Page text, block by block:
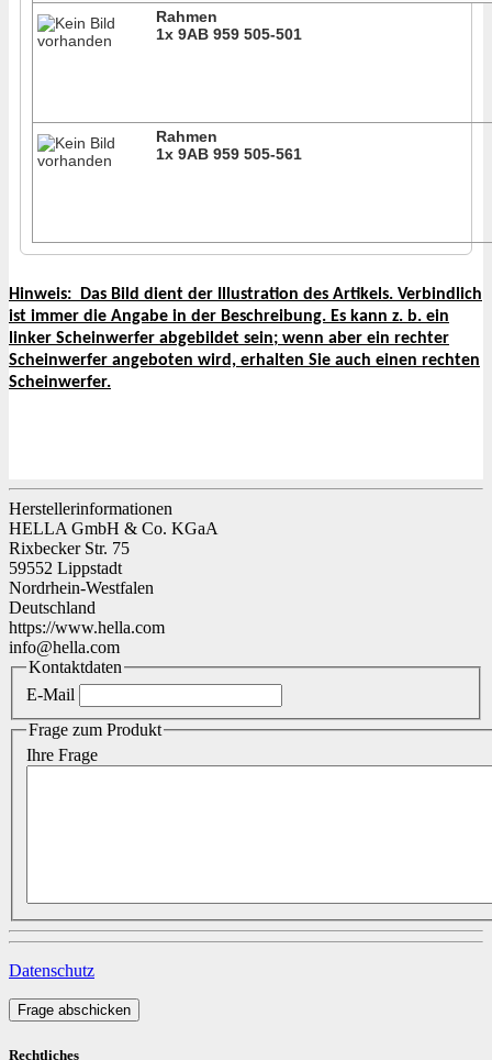
Rahmen
1x 9AB 959 505-501
Rahmen
1x 9AB 959 505-561
Hinweis:
Das Bild dient der Illustration des Artikels. Verbindlich
ist immer die Angabe in der Beschreibung. Es kann z. b. ein
linker Scheinwerfer abgebildet sein; wenn aber ein rechter
Scheinwerfer angeboten wird, erhalten Sie auch einen rechten
Scheinwerfer.
Herstellerinformationen
HELLA GmbH & Co. KGaA
Rixbecker Str. 75
59552 Lippstadt
Nordrhein-Westfalen
Deutschland
https://www.hella.com
info@hella.com
Kontaktdaten
E-Mail
Frage zum Produkt
Ihre Frage
Datenschutz
Frage abschicken
Rechtliches